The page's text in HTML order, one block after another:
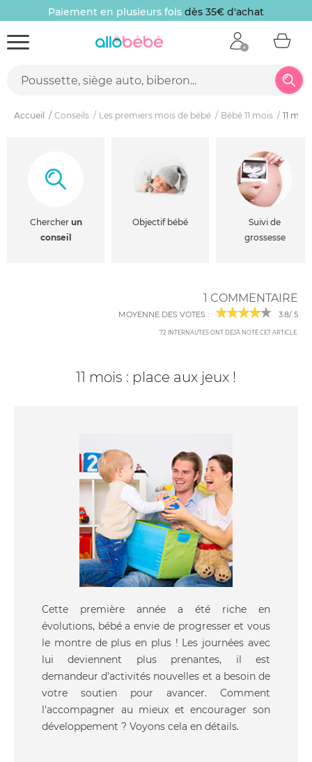
Paiement en plusieurs fois dès 35€ d'achat
Accueil Conseils Les premiers mois de bébé Bébé 11 mois 11
Chercher un
conseil
Objectif bébé
Suivi de
grossesse
1 COMMENTAIRE
MOYENNE DES VOTES : 3.8/ 5
72 INTERNAUTES ONT DÉJÀ NOTÉ CET ARTICLE.
11 mois : place aux jeux !
Cette première année a été riche en
évolutions, bébé a envie de progresser et vous
le montre de plus en plus ! Les journées avec
lui deviennent plus prenantes, il est
demandeur d'activités nouvelles et a besoin de
votre soutien pour avancer. Comment
l'accompagner au mieux et encourager son
développement ? Voyons cela en détails.